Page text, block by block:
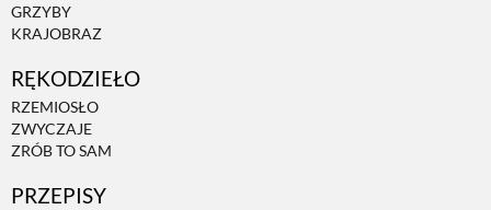
GRZYBY
KRAJOBRAZ
RĘKODZIEŁO
RZEMIOSŁO
ZWYCZAJE
ZRÓB TO SAM
PRZEPISY